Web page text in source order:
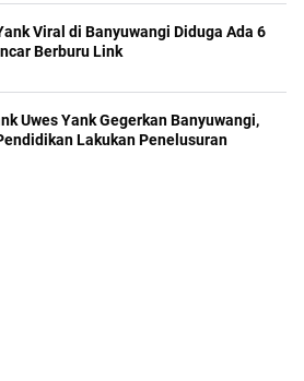
Viral di Banyuwangi Diduga Ada 6
Berburu Link
Uwes Yank Gegerkan Banyuwangi,
Lakukan Penelusuran